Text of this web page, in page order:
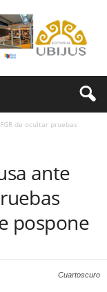
de ocultar pruebas
ante
pospone
Cuartoscuro